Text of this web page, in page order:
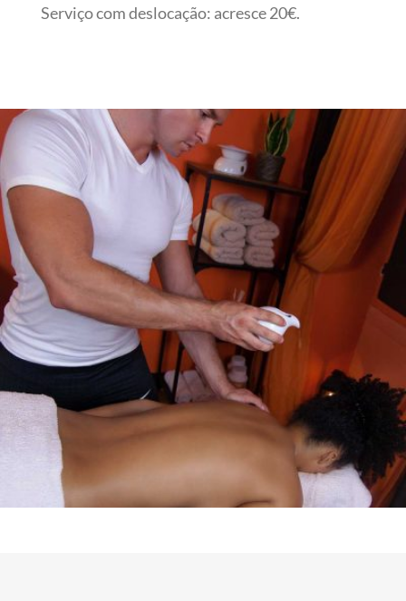
Serviço com deslocação: acresce 20€.